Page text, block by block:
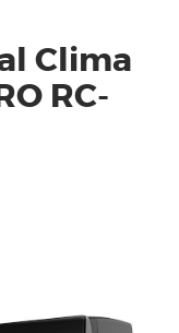
Clima
RC-